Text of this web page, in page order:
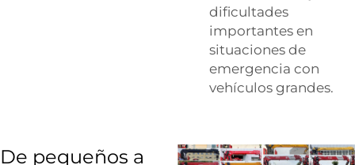
dificultades
importantes en
situaciones de
emergencia con
vehículos grandes.
De pequeños a